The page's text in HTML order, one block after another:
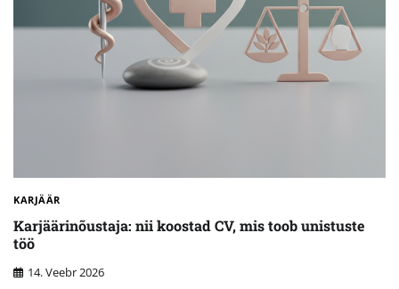
KARJÄÄR
Karjäärinõustaja: nii koostad CV, mis toob unistuste
töö
14. Veebr 2026